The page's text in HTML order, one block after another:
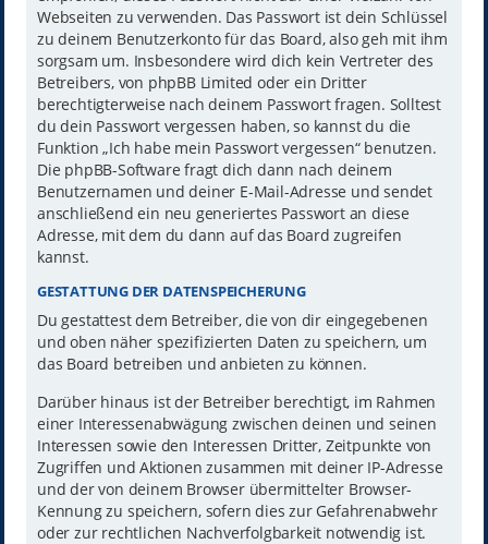
Webseiten zu verwenden. Das Passwort ist dein Schlüssel
zu deinem Benutzerkonto für das Board, also geh mit ihm
sorgsam um. Insbesondere wird dich kein Vertreter des
Betreibers, von phpBB Limited oder ein Dritter
berechtigterweise nach deinem Passwort fragen. Solltest
du dein Passwort vergessen haben, so kannst du die
Funktion „Ich habe mein Passwort vergessen“ benutzen.
Die phpBB-Software fragt dich dann nach deinem
Benutzernamen und deiner E-Mail-Adresse und sendet
anschließend ein neu generiertes Passwort an diese
Adresse, mit dem du dann auf das Board zugreifen
kannst.
GESTATTUNG DER DATENSPEICHERUNG
Du gestattest dem Betreiber, die von dir eingegebenen
und oben näher spezifizierten Daten zu speichern, um
das Board betreiben und anbieten zu können.
Darüber hinaus ist der Betreiber berechtigt, im Rahmen
einer Interessenabwägung zwischen deinen und seinen
Interessen sowie den Interessen Dritter, Zeitpunkte von
Zugriffen und Aktionen zusammen mit deiner IP-Adresse
und der von deinem Browser übermittelter Browser-
Kennung zu speichern, sofern dies zur Gefahrenabwehr
oder zur rechtlichen Nachverfolgbarkeit notwendig ist.